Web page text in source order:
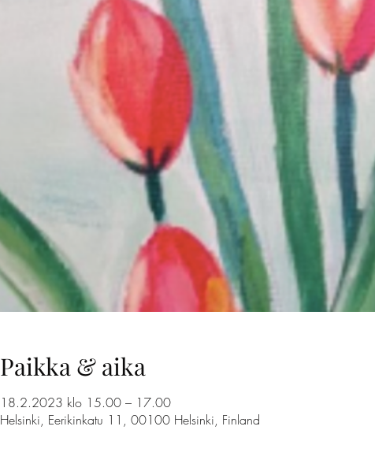
Paikka & aika
18.2.2023 klo 15.00 – 17.00
Helsinki, Eerikinkatu 11, 00100 Helsinki, Finland